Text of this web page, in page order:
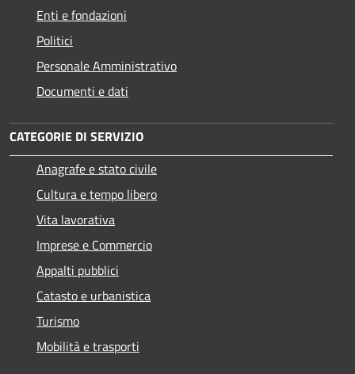
Enti e fondazioni
Politici
Personale Amministrativo
Documenti e dati
CATEGORIE DI SERVIZIO
Anagrafe e stato civile
Cultura e tempo libero
Vita lavorativa
Imprese e Commercio
Appalti pubblici
Catasto e urbanistica
Turismo
Mobilità e trasporti